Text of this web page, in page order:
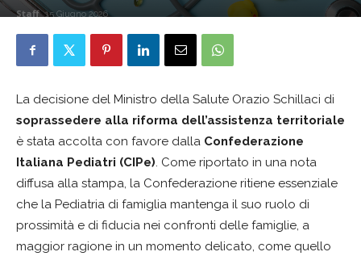
Staff 15 Giugno 2026
La decisione del Ministro della Salute Orazio Schillaci di
soprassedere alla riforma dell’assistenza territoriale
è stata accolta con favore dalla Confederazione
Italiana Pediatri (CIPe). Come riportato in una nota
diffusa alla stampa, la Confederazione ritiene essenziale
che la Pediatria di famiglia mantenga il suo ruolo di
prossimità e di fiducia nei confronti delle famiglie, a
maggior ragione in un momento delicato, come quello